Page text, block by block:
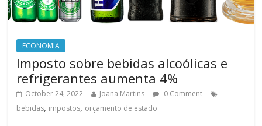
ECONOMIA
Imposto sobre bebidas alcoólicas e
refrigerantes aumenta 4%
October 24, 2022 Joana Martins
0 Comment
bebidas, impostos, orçamento de estado